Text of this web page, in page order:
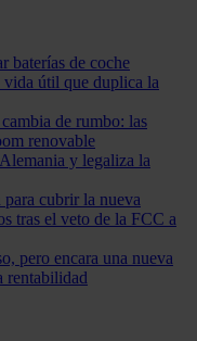
baterías de coche
vida útil que duplica la
de rumbo: las
renovable
y legaliza la
cubrir la nueva
tras el veto de la FCC a
pero encara una nueva
rentabilidad